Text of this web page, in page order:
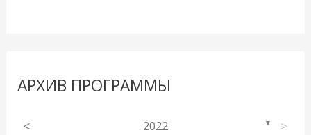
АРХИВ ПРОГРАММЫ
< 2022 ▼ >